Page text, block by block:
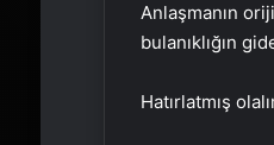
Anlaşmanın
bulanıklığın
Hatırlatmış